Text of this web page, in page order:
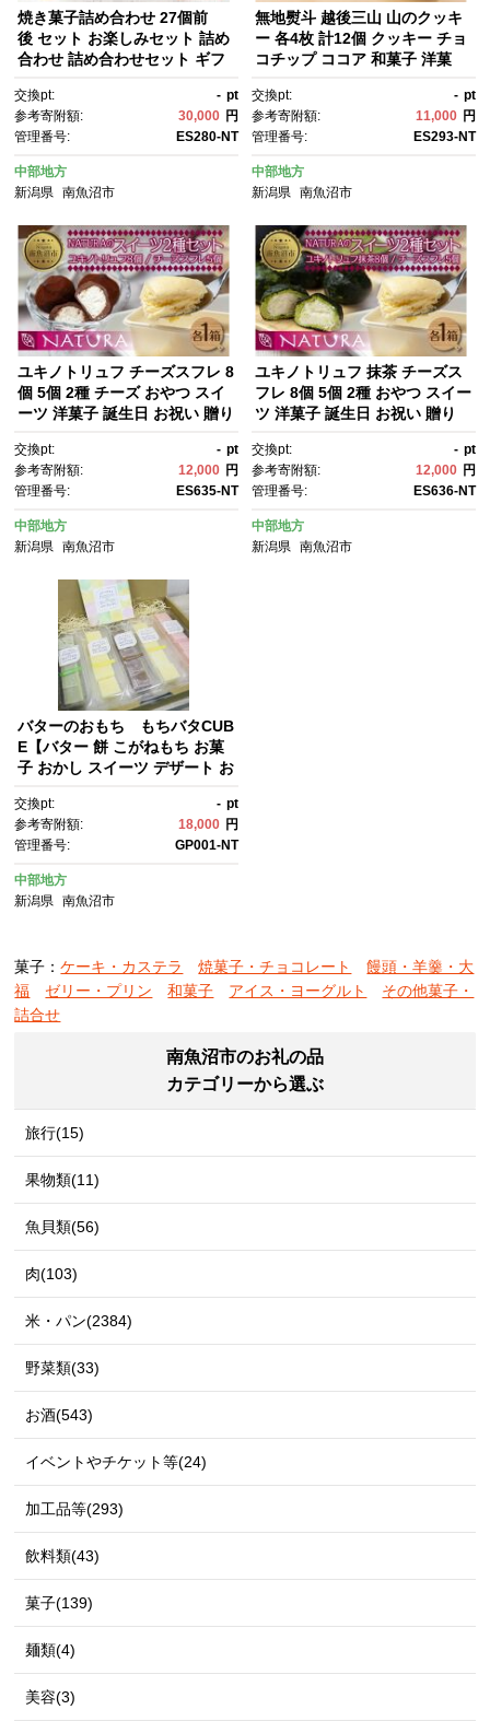
焼き菓子詰め合わせ 27個前
後 セット お楽しみセット 詰め
合わせ 詰め合わせセット ギフ
菓子 菓子 手土産 スイーツ 贈り
物 ギフト gift プレゼント 新潟
県 南魚沼市
交換pt: - pt
参考寄附額:
30,000 円
管理番号:
ES280-NT
中部地方
新潟県
南魚沼市
無地熨斗 越後三山 山のクッキ
ー 各4枚 計12個 クッキー チョ
コチップ ココア 和菓子 洋菓
ト 菓子詰合せ 詰め合わせ スイ
ーツ ギフト おかしとおやき こ
とう 新潟県 南魚沼市
交換pt: - pt
参考寄附額:
11,000 円
管理番号:
ES293-NT
中部地方
新潟県 南魚沼市
ユキノトリュフ チーズスフレ 8
個 5個 2種 チーズ おやつ スイ
ーツ 洋菓子 誕生日 お祝い 贈り
メ お土産 パーティー 魚野の
里 ナトゥーラ 新潟県 南魚沼市
交換pt: - pt
参考寄附額:
12,000 円
管理番号:
ES635-NT
中部地方
新潟県
南魚沼市
ユキノトリュフ 抹茶 チーズス
フレ 8個 5個 2種 おやつ スイー
ツ 洋菓子 誕生日 お祝い 贈り
メ お土産 パーティー 魚野の
里 ナトゥーラ 新潟県 南魚沼市
交換pt: - pt
参考寄附額:
12,000 円
管理番号:
ES636-NT
中部地方
新潟県 南魚沼市
バターのおもち もちバタCUB
E【バター 餅 こがねもち お菓
子 おかし スイーツ デザート お
交換pt: - pt
参考寄附額:
18,000 円
管理番号:
GP001-NT
中部地方
新潟県
南魚沼市
菓子：ケーキ・カステラ 焼菓子・チョコレート
饅頭・羊羹・大
福
ゼリー・プリン 和菓子 アイス・ヨーグルト
その他菓子・
詰合せ
南魚沼市のお礼の品
カテゴリーから選ぶ
旅行(15)
果物類(11)
魚貝類(56)
肉(103)
米・パン(2384)
野菜類(33)
お酒(543)
イベントやチケット等(24)
加工品等(293)
飲料類(43)
菓子(139)
麺類(4)
美容(3)